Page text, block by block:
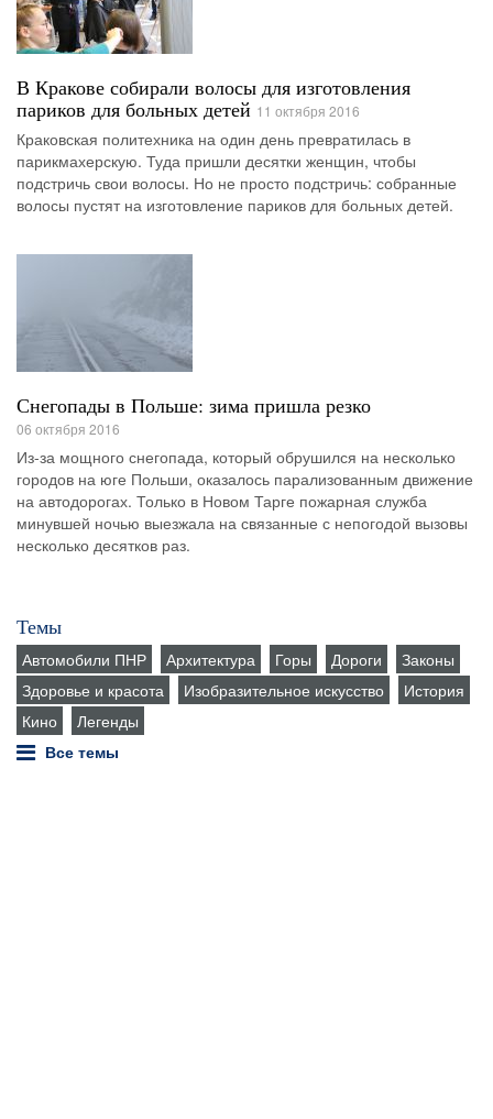
В Кракове собирали волосы для изготовления
париков для больных детей 11 октября 2016
Краковская политехника на один день превратилась в
парикмахерскую. Туда пришли десятки женщин, чтобы
подстричь свои волосы. Но не просто подстричь: собранные
волосы пустят на изготовление париков для больных детей.
Снегопады в Польше: зима пришла резко
06 октября 2016
Из-за мощного снегопада, который обрушился на несколько
городов на юге Польши, оказалось парализованным движение
на автодорогах. Только в Новом Тарге пожарная служба
минувшей ночью выезжала на связанные с непогодой вызовы
несколько десятков раз.
Темы
Автомобили ПНР Архитектура Горы Дороги
Законы
Здоровье и красота
Изобразительное искусство
История
Кино
Легенды
Все темы